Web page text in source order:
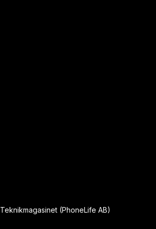
Teknikmagasinet (PhoneLife AB)